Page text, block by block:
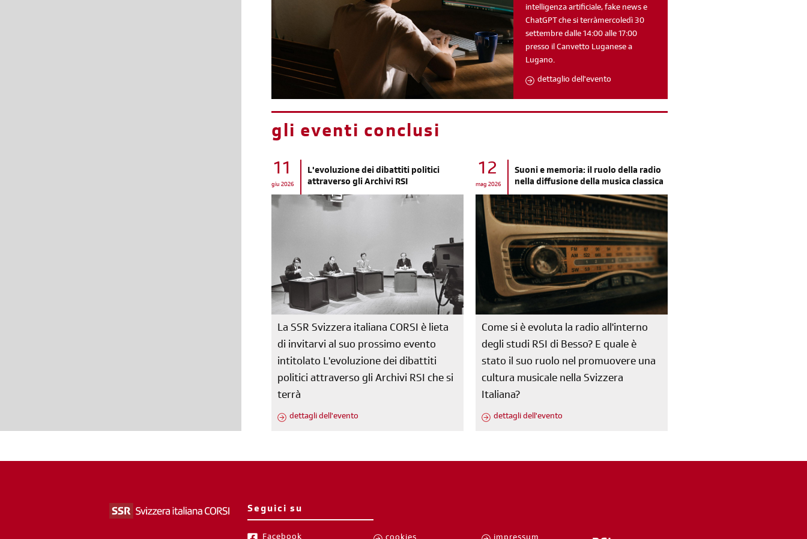
intelligenza artificiale, fake news e
ChatGPT che si terràmercoledì 30
settembre dalle 14:00 alle 17:00
presso il Canvetto Luganese a
Lugano.
dettaglio dell'evento
gli eventi conclusi
11
giu 2026
L'evoluzione dei dibattiti politici
attraverso gli Archivi RSI
La SSR Svizzera italiana CORSI è lieta
di invitarvi al suo prossimo evento
intitolato L'evoluzione dei dibattiti
politici attraverso gli Archivi RSI che si
terrà
dettagli dell'evento
12
mag 2026
Suoni e memoria: il ruolo della radio
nella diffusione della musica classica
Come si è evoluta la radio all'interno
degli studi RSI di Besso? E quale è
stato il suo ruolo nel promuovere una
cultura musicale nella Svizzera
Italiana?
dettagli dell'evento
Seguici su